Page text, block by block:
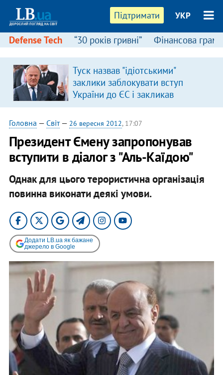
Підтримати УКР
Defense Tech “30 років гривні” Фінансова
Туск назвав "ідіотськими"
заклики заблокувати вступ
України до ЄС і закликав
припинити антиукраїнську
риторику
Головна — Світ— 26 вересня 2012, 17:07
Президент Ємену запропонував
вступити в діалог з "Аль-Каїдою"
Однак для цього терористична організація
повинна виконати деякі умови.
Додати LB.ua як бажане
джерело в Google